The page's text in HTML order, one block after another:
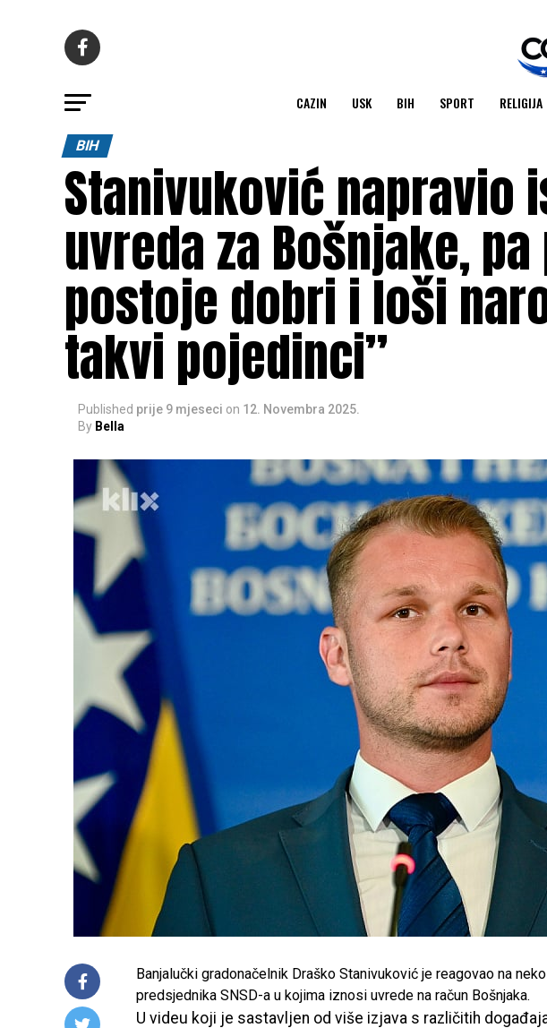
CAZIN USK BIH SPORT RELIGIJA
BIH
Stanivuković napravio
uvreda za Bošnjake,
postoje dobri i loši
takvi pojedinci”
Published prije 9 mjeseci on 12. Novembra 2025.
By Bella
Banjalučki gradonačelnik Draško Stanivuković je reagovao na
predsjednika SNSD-a u kojima iznosi uvrede na račun Bošnjaka.
U videu koji je sastavljen od više izjava s različitih